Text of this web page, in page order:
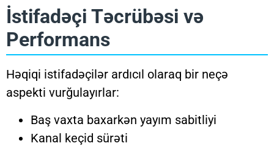
İstifadəçi Təcrübəsi və
Performans
Həqiqi istifadəçilər ardıcıl olaraq bir neçə
aspekti vurğulayırlar:
Baş vaxta baxarkən yayım sabitliyi
Kanal keçid sürəti